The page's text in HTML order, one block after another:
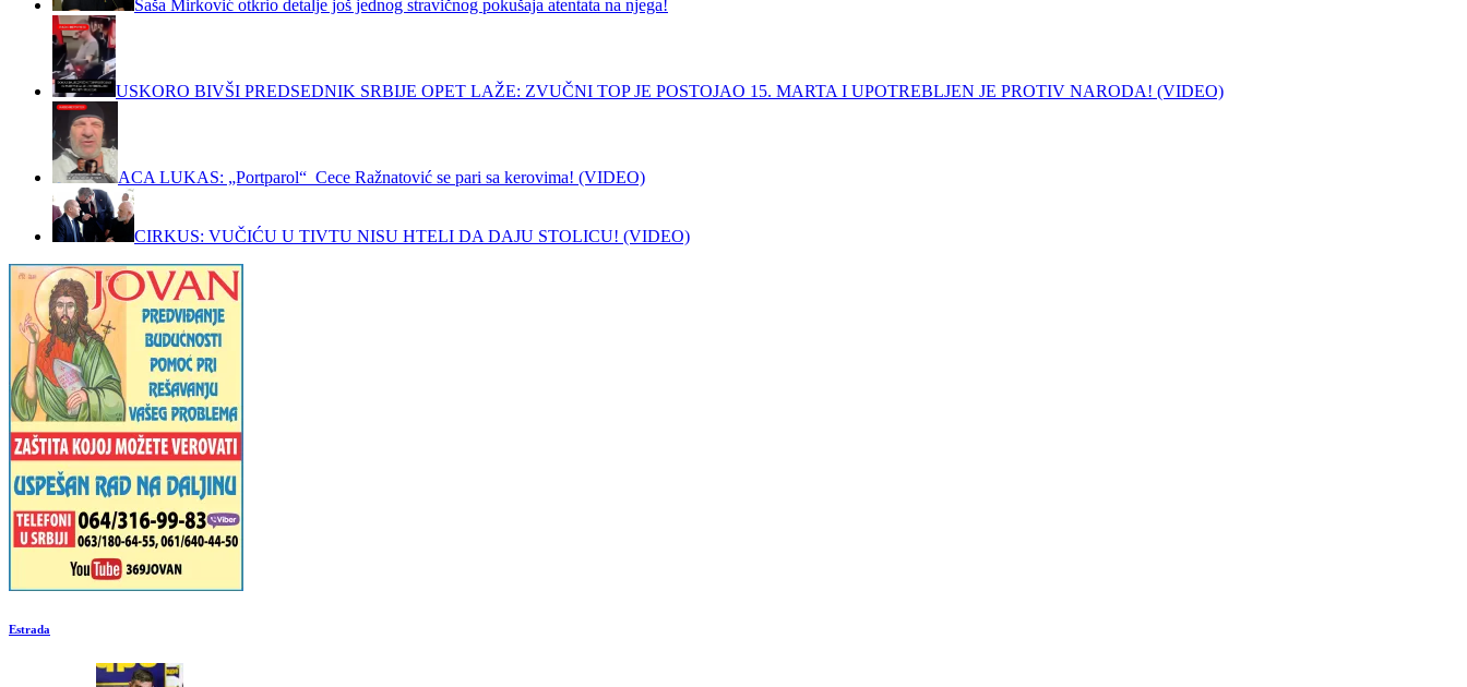
Saša Mirković otkrio detalje još jednog stravičnog pokušaja atentata na njega!
USKORO BIVŠI PREDSEDNIK SRBIJE OPET LAŽE: ZVUČNI TOP JE POSTOJAO 15. MARTA I UPOTREBLJEN JE PROTIV NARODA! (VIDEO)
ACA LUKAS: „Portparol“ Cece Ražnatović se pari sa kerovima! (VIDEO)
CIRKUS: VUČIĆU U TIVTU NISU HTELI DA DAJU STOLICU! (VIDEO)
Estrada